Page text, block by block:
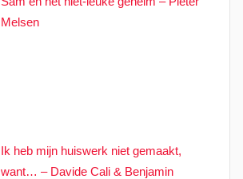
Melsen
Ik heb mijn huiswerk niet gemaakt,
want… – Davide Cali & Benjamin